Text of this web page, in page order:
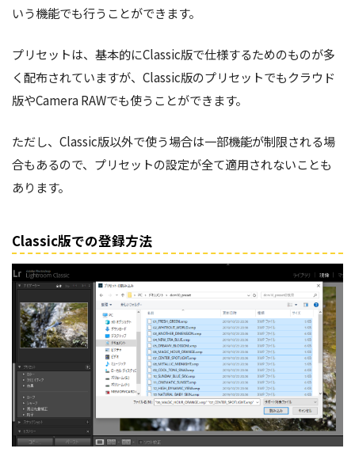
いう機能でも行うことができます。
プリセットは、基本的にClassic版で仕様するためのものが多
く配布されていますが、Classic版のプリセットでもクラウド
版やCamera RAWでも使うことができます。
ただし、Classic版以外で使う場合は一部機能が制限される場
合もあるので、プリセットの設定が全て適用されないことも
あります。
Classic版での登録方法